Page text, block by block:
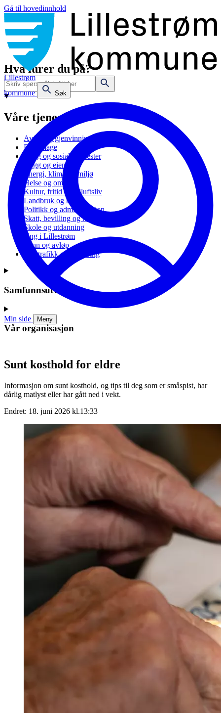
Gå til hovedinnhold
Lillestrøm
kommune
Søk
Min side Meny
Hva lurer du på?
Våre tjenester
Avfall og gjenvinning
Barnehage
Bolig og sosiale tjenester
Bygg og eiendom
Energi, klima og miljø
Helse og omsorg
Kultur, fritid og friluftsliv
Landbruk og natur
Politikk og administrasjon
Skatt, bevilling og næring
Skole og utdanning
Ung i Lillestrøm
Vann og avløp
Vei, trafikk og parkering
Samfunnsutvikling
Vår organisasjon
Sunt kosthold for eldre
Informasjon om sunt kosthold, og tips til deg som er småspist, har
dårlig matlyst eller har gått ned i vekt.
Endret: 18. juni 2026 kl.13:33